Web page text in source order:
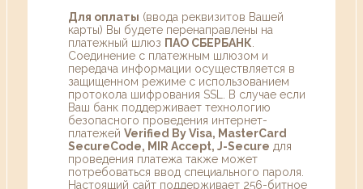
Для оплаты (ввода реквизитов Вашей
карты) Вы будете перенаправлены на
платежный шлюз ПАО СБЕРБАНК
Соединение с платежным шлюзом и
передача информации осуществляется в
защищенном режиме с использованием
протокола шифрования SSL. В случае если
Ваш банк поддерживает технологию
безопасного проведения интернет-
платежей Verified By Visa, MasterCard
SecureCode, MIR Accept, J-Secure для
проведения платежа также может
потребоваться ввод специального пароля.
Настоящий сайт поддерживает 256-битное